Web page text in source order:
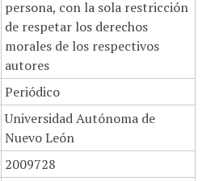
persona, con la sola restricción
de respetar los derechos
morales de los respectivos
autores
Periódico
Universidad Autónoma de
Nuevo León
2009728